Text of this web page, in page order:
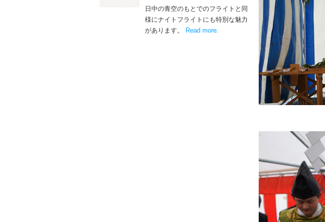
日中の青空のもとでのフライトと同
様にナイトフライトにも特別な魅力
があります。
Read more– ‘ナイトフライトを実施しました！！’
.